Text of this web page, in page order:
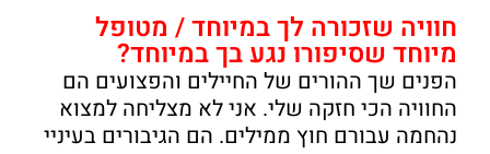
חוויה שזכורה לך במיוחד / מטופל
מיוחד שסיפורו נגע בך במיוחד?
הפנים שך ההורים של החיילים והפצועים הם
החוויה הכי חזקה שלי. אני לא מצליחה למצוא
נהחמה עבורם חוץ ממילים. הם הגיבורים בעיניי